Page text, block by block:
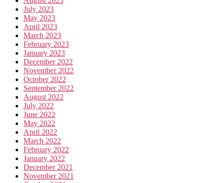
July 2023
May 2023
April 2023
March 2023
February 2023
January 2023
December 2022
November 2022
October 2022
September 2022
August 2022
July 2022
June 2022
May 2022
April 2022
March 2022
February 2022
January 2022
December 2021
November 2021